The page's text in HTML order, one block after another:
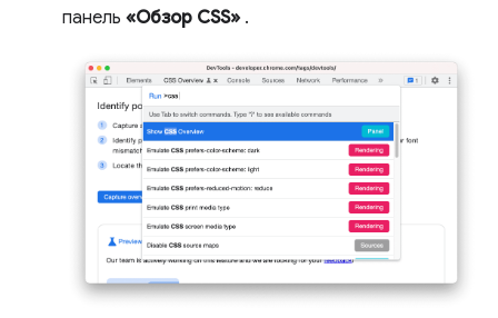
панель «Обзор CSS» .